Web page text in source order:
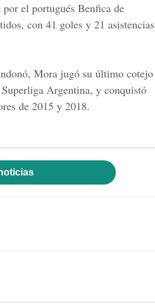
por el portugués Benfica de
con 41 goles y 21 asistencias
Mora jugó su último cotejo
Superliga Argentina, y conquistó
de 2015 y 2018.